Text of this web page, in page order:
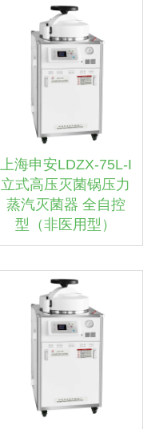
上海申安LDZX-75L-I
立式高压灭菌锅压力
蒸汽灭菌器 全自控
型（非医用型）